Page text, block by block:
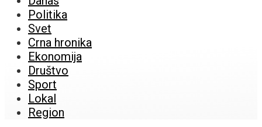
Politika
Svet
Crna hronika
Ekonomija
Društvo
Sport
Lokal
Region